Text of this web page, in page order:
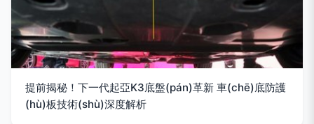
提前揭秘！下一代起亞K3底盤(pán)革新 車(chē)底防護
(hù)板技術(shù)深度解析